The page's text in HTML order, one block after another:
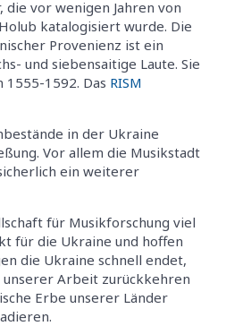
die vor wenigen Jahren von
katalogisiert wurde. Die
Provenienz ist ein
und siebensaitige Laute. Sie
1592. Das RISM
in der Ukraine
Vor allem die Musikstadt
ein weiterer
für Musikforschung viel
für die Ukraine und hoffen
die Ukraine schnell endet,
Arbeit zurückkehren
Erbe unserer Länder